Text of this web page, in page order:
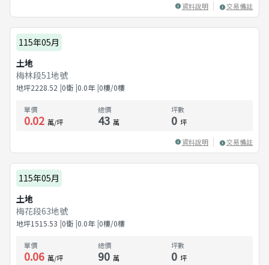
資料說明 交易備註
115年05月
土地
梅林段51地號
地坪2228.52 0衛 0.0年 0樓/0樓
單價
0.02 萬/坪
總價
43 萬
坪數
0 坪
資料說明 交易備註
115年05月
土地
梅花段63地號
地坪1515.53 0衛 0.0年 0樓/0樓
單價
0.06 萬/坪
總價
90 萬
坪數
0 坪